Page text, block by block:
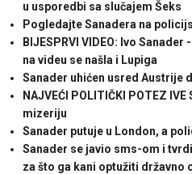
u usporedbi sa slučajem Šeks
Pogledajte Sanadera na
BIJESPRVI VIDEO: Ivo
na videu se našla i Lupiga
Sanader uhićen usred Austrije
NAJVEĆI POLITIČKI POTEZ
mizeriju
Sanader putuje u London, a
Sanader se javio sms-om i
za što ga kani optužiti državno